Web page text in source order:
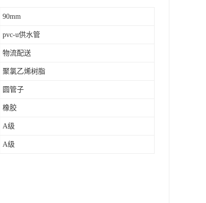
90mm
pvc-u供水管
物流配送
聚氯乙烯树脂
圆管子
橡胶
A级
A级